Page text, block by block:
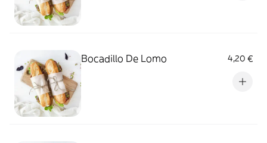
Bocadillo De Lomo 4,20 €